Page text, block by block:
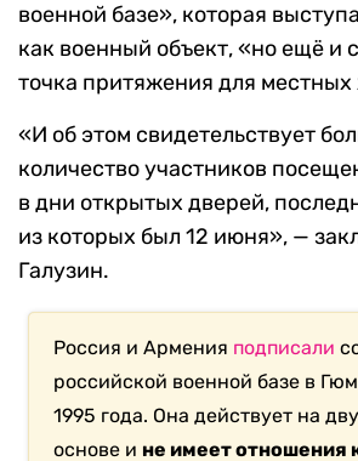
военной базе», которая
как военный объект, «но ещё и
точка притяжения для
«И об этом свидетельствует
количество участников
в дни открытых дверей,
из которых был 12 июня», —
Галузин.
Россия и Армения подписали
российской военной базе в
1995 года. Она действует на
основе и не имеет отношения